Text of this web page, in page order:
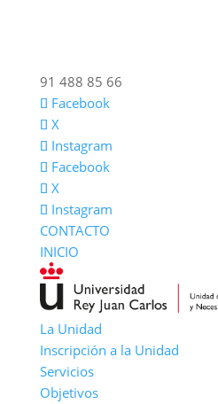
91 488 85 66
Facebook
X
Instagram
Facebook
X
Instagram
CONTACTO
INICIO
La Unidad
Inscripción a la Unidad
Servicios
Objetivos